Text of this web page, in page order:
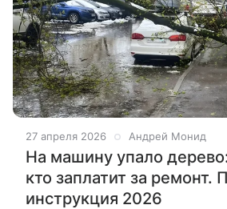
27 апреля 2026 Андрей Монид
На машину упало
кто заплатит за ремонт.
инструкция 2026